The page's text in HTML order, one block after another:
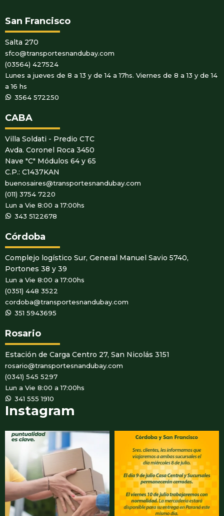
San Francisco
Salta 270
sfco@transportesnandubay.com
(03564) 427524
Lunes a jueves de 8 a 13 y de 14 a 17hs. Viernes de 8 a 13 y de 14
a 16 hs
WhatsApp
3564 572250
CABA
Villa Soldati - Predio CTC
Avda. Coronel Roca 3450
Nave "C" Módulos 64 y 65
C.P.: C1437KAN
buenosaires@transportesnandubay.com
(011) 3754 7220
Lun a Vie 8:00 a 17:00hs
WhatsApp
343 5122678
Córdoba
Complejo logístico Sur, General Manuel Savio 5740,
Portones 38 y 39
Lun a Vie 8:00 a 17:00hs
(0351) 448 3522
cordoba@transportesnandubay.com
WhatsApp
351 5943695
Rosario
Estación de Carga Centro 27, San Nicolás 3151
rosario@transportesnandubay.com
(0341) 545 5297
Lun a Vie 8:00 a 17:00hs
WhatsApp
341 555 1910
Instagram